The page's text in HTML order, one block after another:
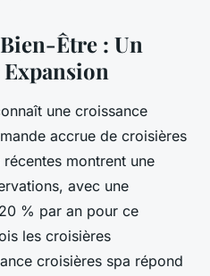
Être : Un
une croissance
accrue de croisières
montrent une
avec une
% par an pour ce
les croisières
croisières spa répond